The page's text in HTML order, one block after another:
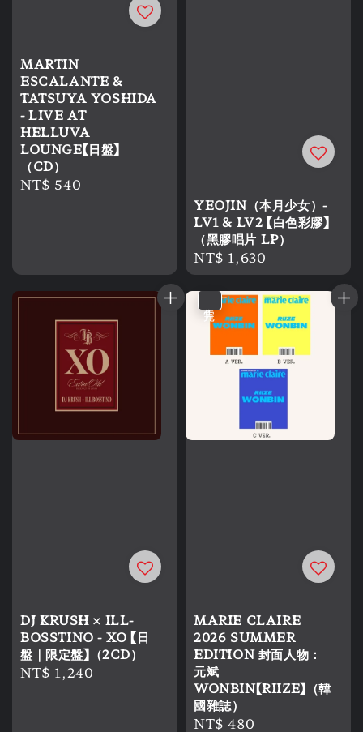
MARTIN
ESCALANTE &
TATSUYA YOSHIDA
- LIVE AT
HELLUVA
LOUNGE【日盤】
（CD）
Regular
NT$ 540
YEOJIN（本月少女）-
LV1 & LV2 【白色彩膠】
（黑膠唱片 LP）
Regular
price
NT$ 1,630
DJ KRUSH × ILL-
BOSSTINO - XO 【日
盤｜限定盤】（2CD）
Regular
NT$ 1,240
MARIE CLAIRE
2026 SUMMER
EDITION 封面人物：
元斌
WONBIN【RIIZE】（韓
國雜誌）
Regular
NT$ 480